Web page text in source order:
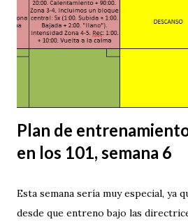
Plan de
en los 101, semana 6
Esta semana sería muy especial, ya
desde que entreno bajo las